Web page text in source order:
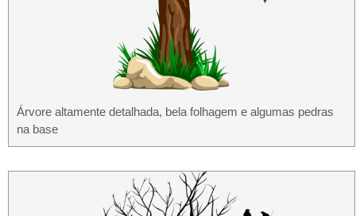
Árvore altamente detalhada, bela folhagem e algumas pedras
na base